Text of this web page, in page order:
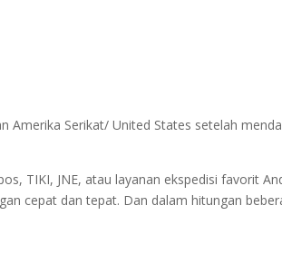
Amerika Serikat/ United States setelah
TIKI, JNE, atau layanan ekspedisi favorit
cepat dan tepat. Dan dalam hitungan